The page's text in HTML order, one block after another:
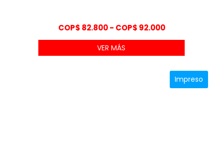
COP$ 82.800 - COP$ 92.000Rango
de
COP$ 82.800
hasta
VER MÁS
Impreso